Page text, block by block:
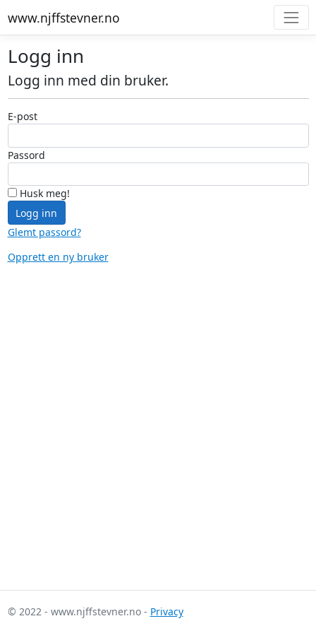
www.njffstevner.no
Logg inn
Logg inn med din bruker.
E-post
Passord
Husk meg!
Logg inn
Glemt passord?
Opprett en ny bruker
© 2022 - www.njffstevner.no - Privacy